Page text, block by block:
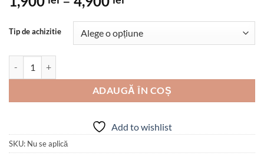
prețuri:
1,900 lei
4,900 lei
Tip de achizitie
ADAUGĂ ÎN COȘ
Add to wishlist
SKU: Nu se aplică